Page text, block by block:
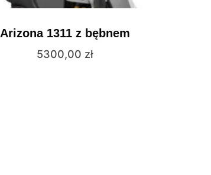
Arizona 1311 z bębnem
5300,00 zł